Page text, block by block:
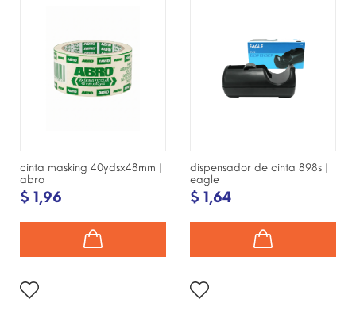
cinta masking 40ydsx48mm |
abro
$ 1,96
dispensador de cinta 898s |
eagle
$ 1,64